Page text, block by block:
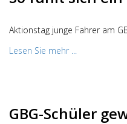
Aktionstag junge Fahrer am
Lesen Sie mehr ...
GBG-Schüler